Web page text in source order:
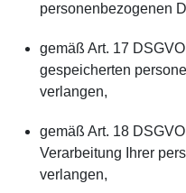
personenbezogenen
gemäß Art. 17
gespeicherten
verlangen,
gemäß Art. 18
Verarbeitung Ihrer
verlangen,